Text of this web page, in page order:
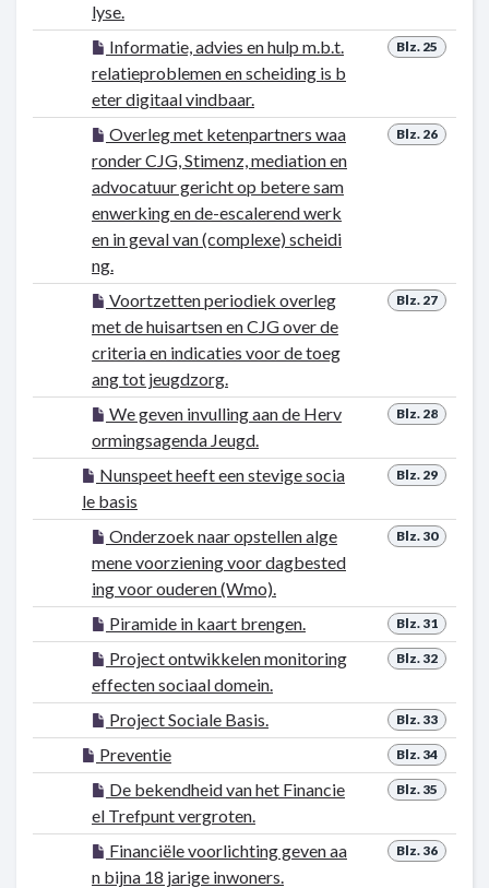
lyse.
Blz. 25
Informatie, advies en hulp m.b.t.
relatieproblemen en scheiding is b
eter digitaal vindbaar.
Blz. 26
Overleg met ketenpartners waa
ronder CJG, Stimenz, mediation en
advocatuur gericht op betere sam
enwerking en de-escalerend werk
en in geval van (complexe) scheidi
ng.
Blz. 27
Voortzetten periodiek overleg
met de huisartsen en CJG over de
criteria en indicaties voor de toeg
ang tot jeugdzorg.
Blz. 28
We geven invulling aan de Herv
ormingsagenda Jeugd.
Blz. 29
Nunspeet heeft een stevige socia
le basis
Blz. 30
Onderzoek naar opstellen alge
mene voorziening voor dagbested
ing voor ouderen (Wmo).
Blz. 31
Piramide in kaart brengen.
Blz. 32
Project ontwikkelen monitoring
effecten sociaal domein.
Blz. 33
Project Sociale Basis.
Blz. 34
Preventie
Blz. 35
De bekendheid van het Financie
el Trefpunt vergroten.
Blz. 36
Financiële voorlichting geven aa
n bijna 18 jarige inwoners.